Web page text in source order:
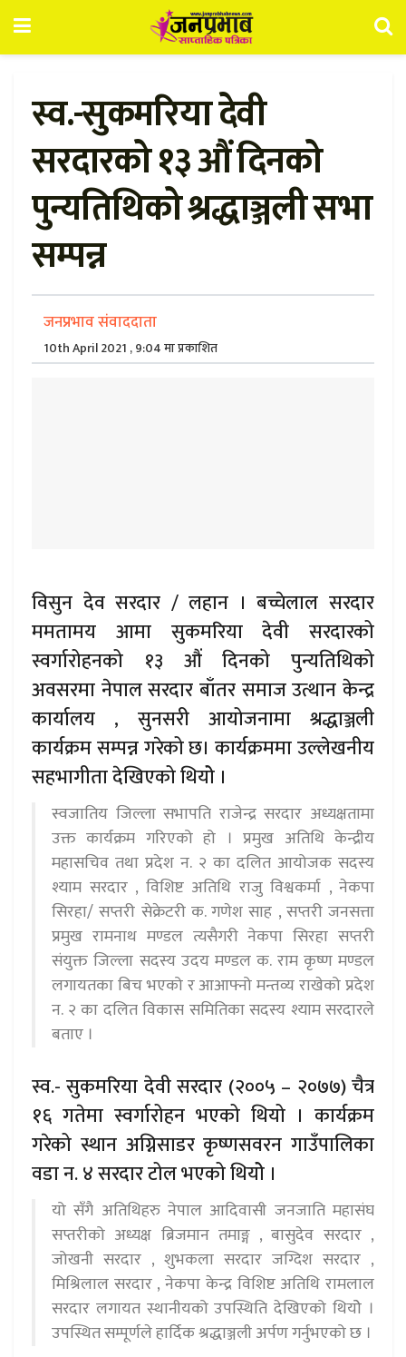
स्व.-सुकमरिया देवी
सरदारको १३ औं दिनको
पुन्यतिथिको श्रद्धाञ्जली सभा
सम्पन्न
जनप्रभाव संवाददाता
10th April 2021 , 9:04 मा प्रकाशित
विसुन देव सरदार / लहान । बच्चेलाल सरदार
ममतामय आमा सुकमरिया देवी सरदारको
स्वर्गारोहनको १३ औं दिनको पुन्यतिथिको
अवसरमा नेपाल सरदार बाँतर समाज उत्थान केन्द्र
कार्यालय , सुनसरी आयोजनामा श्रद्धाञ्जली
कार्यक्रम सम्पन्न गरेको छ। कार्यक्रममा उल्लेखनीय
सहभागीता देखिएको थियोे ।
स्वजातिय जिल्ला सभापति राजेन्द्र सरदार अध्यक्षतामा
उक्त कार्यक्रम गरिएको हो । प्रमुख अतिथि केन्द्रीय
महासचिव तथा प्रदेश न. २ का दलित आयोजक सदस्य
श्याम सरदार , विशिष्ट अतिथि राजु विश्वकर्मा , नेकपा
सिरहा/ सप्तरी सेक्रेटरी क. गणेश साह , सप्तरी जनसत्ता
प्रमुख रामनाथ मण्डल त्यसैगरी नेकपा सिरहा सप्तरी
संयुक्त जिल्ला सदस्य उदय मण्डल क. राम कृष्ण मण्डल
लगायतका बिच भएको र आआफ्नो मन्तव्य राखेको प्रदेश
न. २ का दलित विकास समितिका सदस्य श्याम सरदारले
बताए ।
स्व.- सुकमरिया देवी सरदार (२००५ – २०७७) चैत्र
१६ गतेमा स्वर्गारोहन भएको थियो । कार्यक्रम
गरेको स्थान अग्निसाडर कृष्णसवरन गाउँपालिका
वडा न. ४ सरदार टोल भएको थियोे ।
यो सँगै अतिथिहरु नेपाल आदिवासी जनजाति महासंघ
सप्तरीको अध्यक्ष ब्रिजमान तमाङ्ग , बासुदेव सरदार ,
जोखनी सरदार , शुभकला सरदार जग्दिश सरदार ,
मिश्रिलाल सरदार , नेकपा केन्द्र विशिष्ट अतिथि रामलाल
सरदार लगायत स्थानीयको उपस्थिति देखिएको थियोे ।
उपस्थित सम्पूर्णले हार्दिक श्रद्धाञ्जली अर्पण गर्नुभएको छ ।